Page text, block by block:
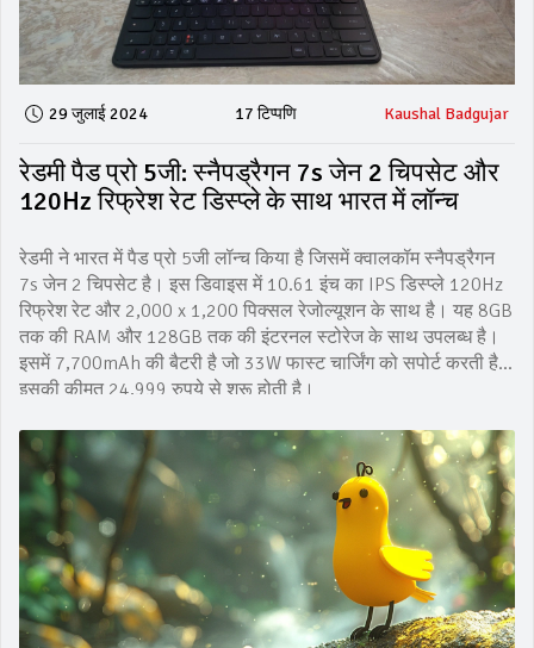
29 जुलाई 2024 17 टिप्पणि Kaushal Badgujar
रेडमी पैड प्रो 5जी: स्नैपड्रैगन 7s जेन 2 चिपसेट और
120Hz रिफ्रेश रेट डिस्प्ले के साथ भारत में लॉन्च
रेडमी ने भारत में पैड प्रो 5जी लॉन्च किया है जिसमें क्वालकॉम स्नैपड्रैगन
7s जेन 2 चिपसेट है। इस डिवाइस में 10.61 इंच का IPS डिस्प्ले 120Hz
रिफ्रेश रेट और 2,000 x 1,200 पिक्सल रेजोल्यूशन के साथ है। यह 8GB
तक की RAM और 128GB तक की इंटरनल स्टोरेज के साथ उपलब्ध है।
इसमें 7,700mAh की बैटरी है जो 33W फास्ट चार्जिंग को सपोर्ट करती है।
इसकी कीमत 24,999 रुपये से शुरू होती है।